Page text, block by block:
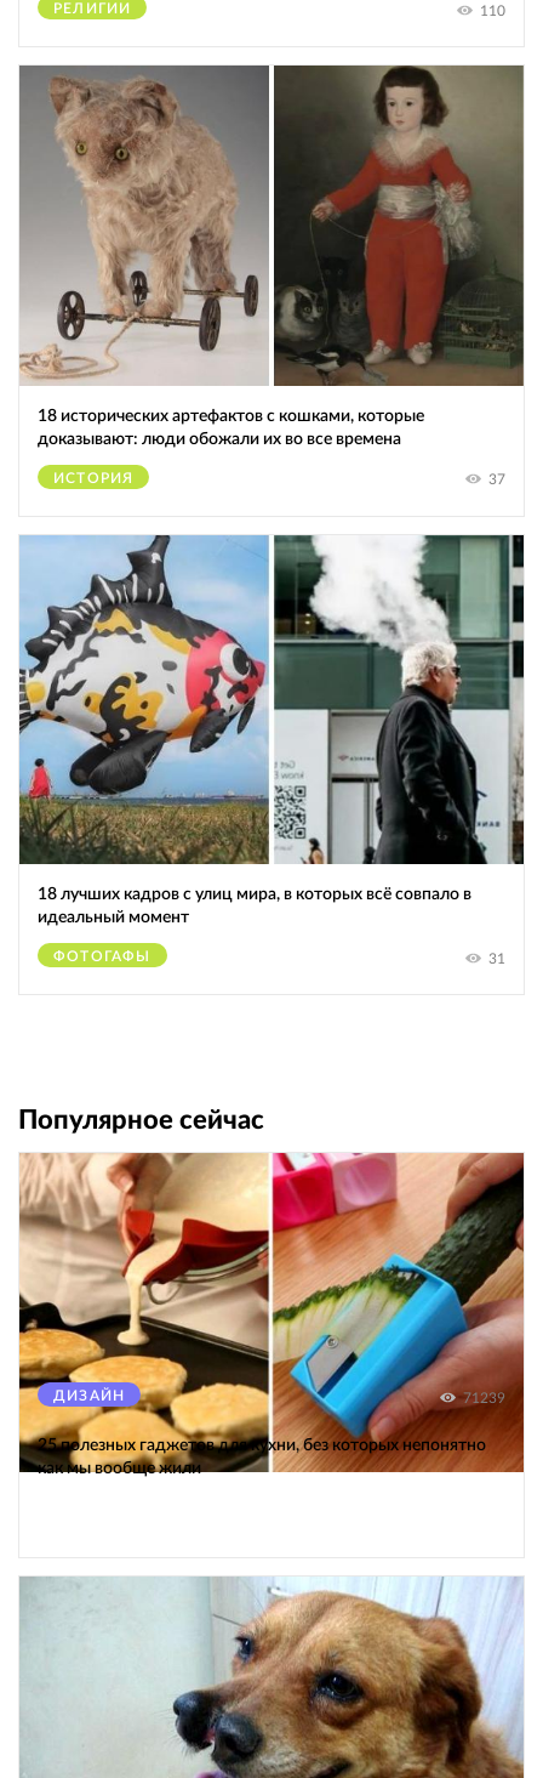
РЕЛИГИИ 110
18 исторических артефактов с кошками, которые
доказывают: люди обожали их во все времена
ИСТОРИЯ 37
18 лучших кадров с улиц мира, в которых всё совпало в
идеальный момент
ФОТОГАФЫ 31
Популярное сейчас
ДИЗАЙН 71239
25 полезных гаджетов для кухни, без которых непонятно
как мы вообще жили